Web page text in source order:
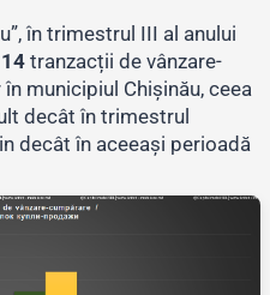
în trimestrul III al anului
tranzacții de vânzare-
municipiul Chișinău, ceea
decât în trimestrul
decât în aceeași perioadă